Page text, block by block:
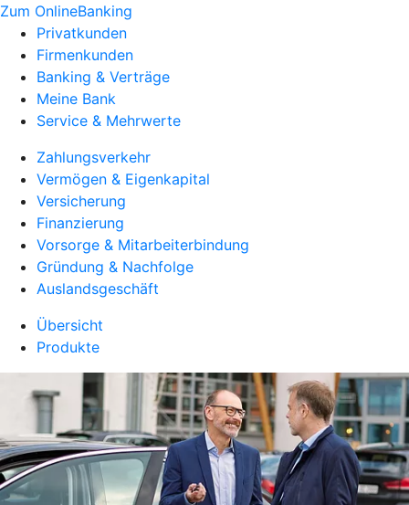
Zum OnlineBanking
Privatkunden
Firmenkunden
Banking & Verträge
Meine Bank
Service & Mehrwerte
Zahlungsverkehr
Vermögen & Eigenkapital
Versicherung
Finanzierung
Vorsorge & Mitarbeiterbindung
Gründung & Nachfolge
Auslandsgeschäft
Übersicht
Produkte